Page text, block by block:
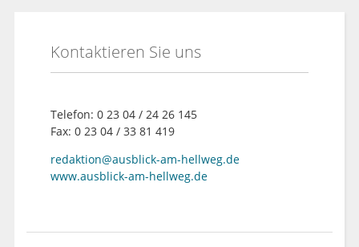
Kontaktieren Sie uns
Telefon: 0 23 04 / 24 26 145
Fax: 0 23 04 / 33 81 419
redaktion@ausblick-am-hellweg.de
www.ausblick-am-hellweg.de